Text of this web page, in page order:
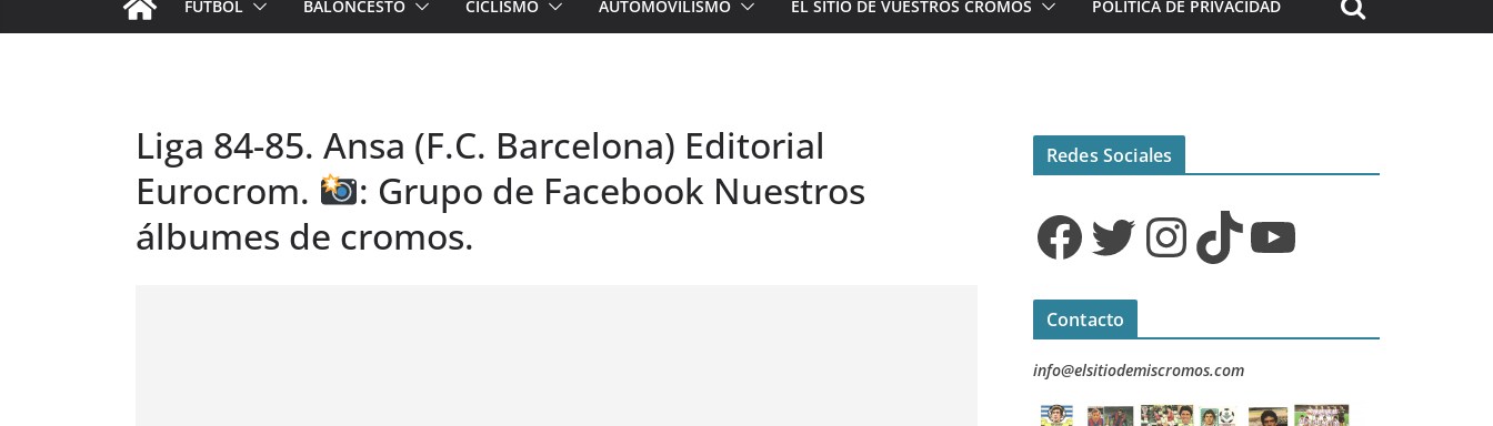
FÚTBOL BALONCESTO CICLISMO AUTOMOVILISMO EL SITIO DE VUESTROS CROMOS POLÍTICA DE PRIVACIDAD
Liga 84-85. Ansa (F.C. Barcelona) Editorial
Eurocrom.
: Grupo de Facebook Nuestros
álbumes de cromos.
Redes Sociales
Facebook Twitter InstagramTikTok YouTube
Contacto
info@elsitiodemiscromos.com